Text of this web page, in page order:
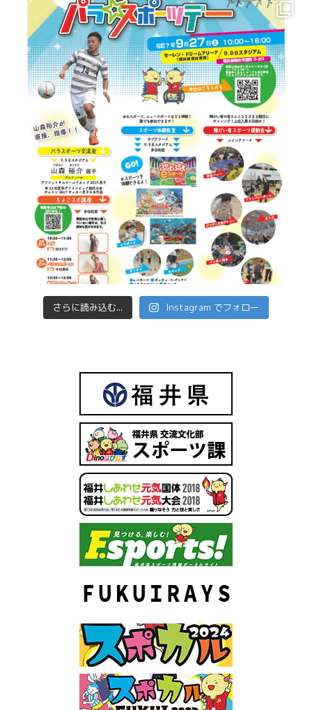
さらに読み込む... Instagram でフォロー